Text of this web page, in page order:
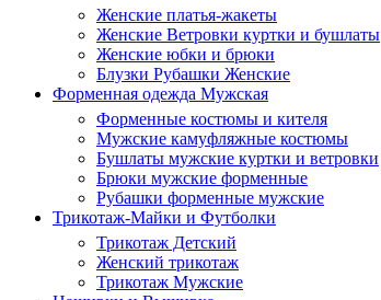
Женские платья-жакеты
Женские Ветровки куртки и бушлаты
Женские юбки и брюки
Блузки Рубашки Женские
Форменная одежда Мужская
Форменные костюмы и кителя
Мужские камуфляжные костюмы
Бушлаты мужские куртки и ветровки
Брюки мужские форменные
Рубашки форменные мужские
Трикотаж-Майки и Футболки
Трикотаж Детский
Женский трикотаж
Трикотаж Мужские